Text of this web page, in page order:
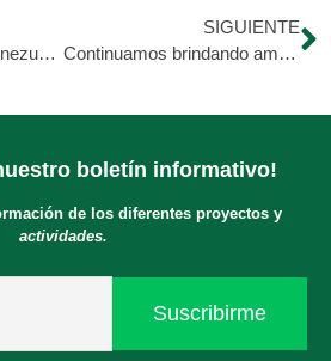
Trabajando por una Venezuela mejor
SIGUIENTE
Continuamos brindando amor a cada amiguito de cuatro patas
boletín informativo!
de los diferentes proyectos y
actividades.